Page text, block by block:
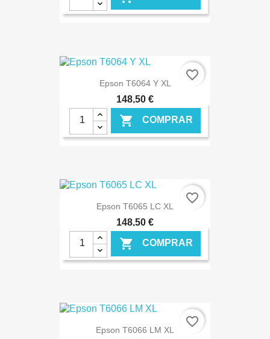
€ ONLINE
Epson T6064 Y XL
148,50 €
 COMPRAR
€ ONLINE
favorite_border
Epson T6065 LC XL
148,50 €
 COMPRAR
€ ONLINE
favorite_border
Epson T6066 LM XL
favorite_border